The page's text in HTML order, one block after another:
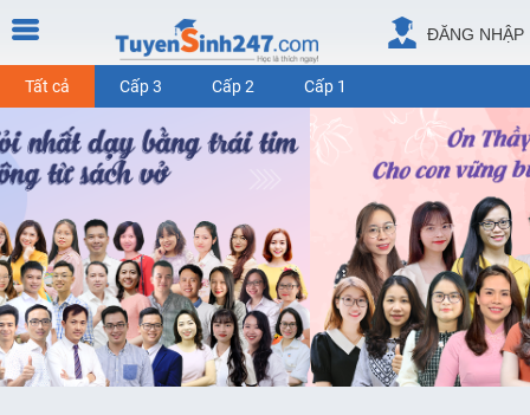
ĐĂNG NHẬP
Tất cả Cấp 3 Cấp 2 Cấp 1